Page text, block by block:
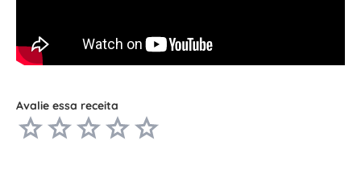
Avalie essa receita